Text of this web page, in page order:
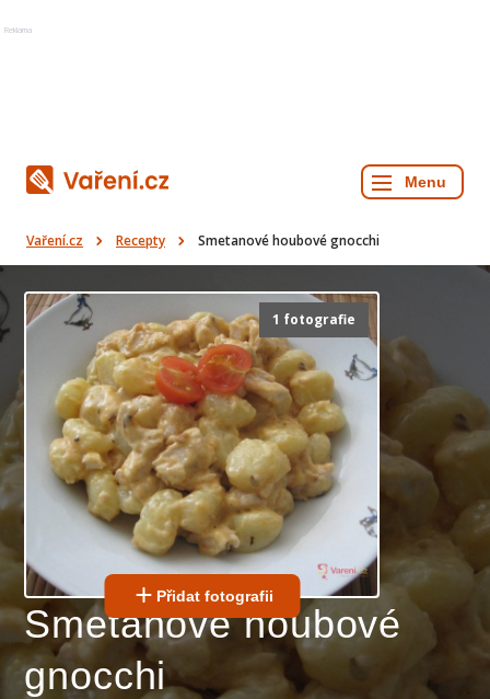
Reklama
Vaření.cz Recepty Smetanové houbové gnocchi
1 fotografie
Přidat fotografii
Smetanové houbové
gnocchi